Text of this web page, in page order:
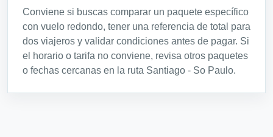
Conviene si buscas comparar un paquete específico
con vuelo redondo, tener una referencia de total para
dos viajeros y validar condiciones antes de pagar. Si
el horario o tarifa no conviene, revisa otros paquetes
o fechas cercanas en la ruta Santiago - So Paulo.